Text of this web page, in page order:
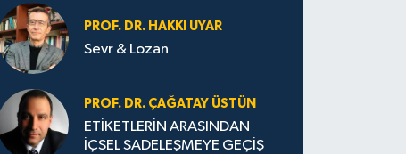
PROF. DR. HAKKI UYAR
Sevr & Lozan
PROF. DR. ÇAĞATAY ÜSTÜN
ETİKETLERİN ARASINDAN
İÇSEL SADELEŞMEYE GEÇİŞ